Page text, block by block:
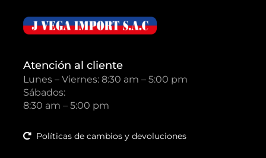
Atención al cliente
Lunes – Viernes: 8:30 am – 5:00 pm
Sábados:
8:30 am – 5:00 pm
Políticas de cambios y devoluciones